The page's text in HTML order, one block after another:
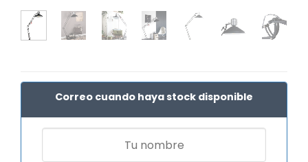
Correo cuando haya stock disponible